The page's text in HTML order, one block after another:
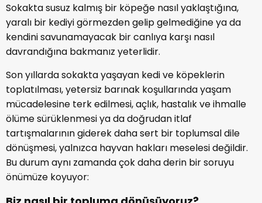
Sokakta susuz kalmış bir köpeğe nasıl yaklaştığına,
yaralı bir kediyi görmezden gelip gelmediğine ya da
kendini savunamayacak bir canlıya karşı nasıl
davrandığına bakmanız yeterlidir.
Son yıllarda sokakta yaşayan kedi ve köpeklerin
toplatılması, yetersiz barınak koşullarında yaşam
mücadelesine terk edilmesi, açlık, hastalık ve ihmalle
ölüme sürüklenmesi ya da doğrudan itlaf
tartışmalarının giderek daha sert bir toplumsal dile
dönüşmesi, yalnızca hayvan hakları meselesi değildir.
Bu durum aynı zamanda çok daha derin bir soruyu
önümüze koyuyor: